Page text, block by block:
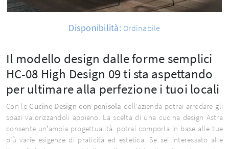
Disponibilità: Ordinabile
Il modello design dalle forme semplici
HC-08 High Design 09 ti sta aspettando
per ultimare alla perfezione i tuoi locali
Con le Cucine Design con penisola dell'azienda potrai arredare gli
spazi valorizzandoli appieno. La scelta di una cucina design Astra
consente un’ampia progettualità: potrai comporla in base alle tue
più varie esigenze di praticità ed estetica. Se sei interessato alle